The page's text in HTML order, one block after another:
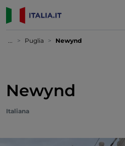
... Puglia Newynd
Newynd
Italiana